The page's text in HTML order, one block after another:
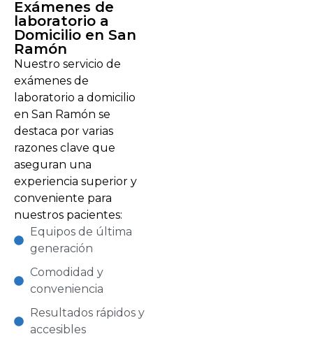
Exámenes de
laboratorio a
Domicilio en San
Ramón
Nuestro servicio de
exámenes de
laboratorio a domicilio
en San Ramón se
destaca por varias
razones clave que
aseguran una
experiencia superior y
conveniente para
nuestros pacientes:
Equipos de última
generación
Comodidad y
conveniencia
Resultados rápidos y
accesibles